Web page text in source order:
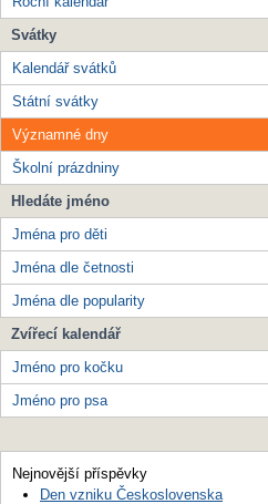
Svátky
Kalendář svátků
Státní svátky
Významné dny
Školní prázdniny
Hledáte jméno
Jména pro děti
Jména dle četnosti
Jména dle popularity
Zvířecí kalendář
Jméno pro kočku
Jméno pro psa
Nejnovější příspěvky
Den vzniku Československa